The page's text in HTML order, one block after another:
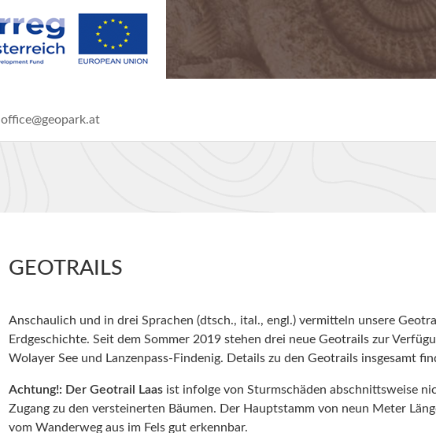
office@geopark.at
GEOTRAILS
Anschaulich und in drei Sprachen (dtsch., ital., engl.) vermitteln unsere
Erdgeschichte. Seit dem Sommer 2019 stehen drei neue Geotrails zur
Wolayer See und Lanzenpass-Findenig. Details zu den Geotrails insgesamt
Achtung!: Der Geotrail Laas ist infolge von Sturmschäden abschnittsweise
Zugang zu den versteinerten Bäumen. Der Hauptstamm von neun Meter
vom Wanderweg aus im Fels gut erkennbar.